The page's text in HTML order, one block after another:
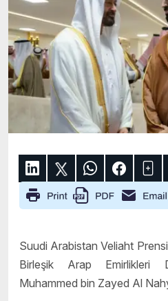
Suudi Arabistan Veliaht
Birleşik Arap Emirlikleri
Muhammed bin Zayed Al